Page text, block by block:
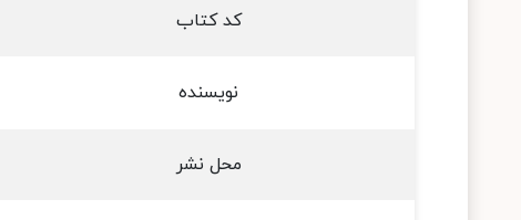
کد کتاب
نویسنده
محل نشر